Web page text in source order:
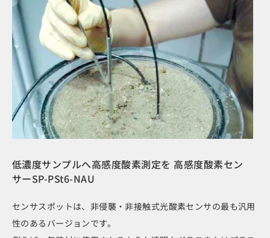
低濃度サンプルへ高感度酸素測定を 高感度酸素セン
サーSP-PSt6-NAU
センサスポットは、非侵襲・非接触式光酸素センサの最も汎用
性のあるバージョンです。